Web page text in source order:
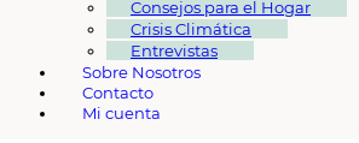
Consejos para el Hogar
Crisis Climática
Entrevistas
Sobre Nosotros
Contacto
Mi cuenta